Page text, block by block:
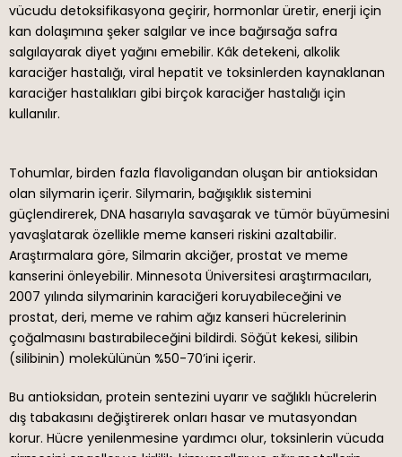
vücudu detoksifikasyona geçirir, hormonlar üretir, enerji için
kan dolaşımına şeker salgılar ve ince bağırsağa safra
salgılayarak diyet yağını emebilir. Kâk detekeni, alkolik
karaciğer hastalığı, viral hepatit ve toksinlerden kaynaklanan
karaciğer hastalıkları gibi birçok karaciğer hastalığı için
kullanılır.
Tohumlar, birden fazla flavoligandan oluşan bir antioksidan
olan silymarin içerir. Silymarin, bağışıklık sistemini
güçlendirerek, DNA hasarıyla savaşarak ve tümör büyümesini
yavaşlatarak özellikle meme kanseri riskini azaltabilir.
Araştırmalara göre, Silmarin akciğer, prostat ve meme
kanserini önleyebilir. Minnesota Üniversitesi araştırmacıları,
2007 yılında silymarinin karaciğeri koruyabileceğini ve
prostat, deri, meme ve rahim ağız kanseri hücrelerinin
çoğalmasını bastırabileceğini bildirdi. Söğüt kekesi, silibin
(silibinin) molekülünün %50-70’ini içerir.
Bu antioksidan, protein sentezini uyarır ve sağlıklı hücrelerin
dış tabakasını değiştirerek onları hasar ve mutasyondan
korur. Hücre yenilenmesine yardımcı olur, toksinlerin vücuda